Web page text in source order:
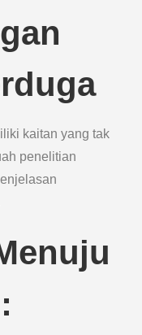
kaitan yang tak
penelitian